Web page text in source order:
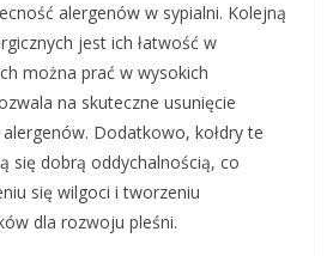
alergenów w sypialni. Kolejną
jest ich łatwość w
można prać w wysokich
na skuteczne usunięcie
Dodatkowo, kołdry te
się dobrą oddychalnością, co
się wilgoci i tworzeniu
dla rozwoju pleśni.